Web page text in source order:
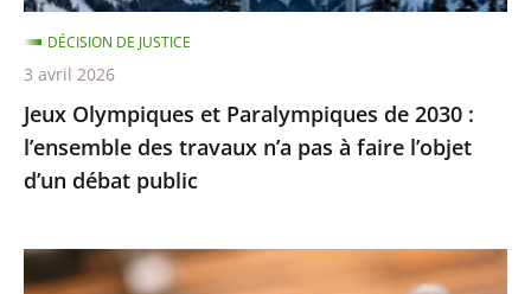
travaux
n’a
pas
à
faire
l’objet
débat
public
Jeux Olympiques et Paralympiques de 2030 :
l’ensemble des travaux n’a pas à faire l’objet
d’un débat public
DÉCISION DE JUSTICE
3 avril 2026
Laits